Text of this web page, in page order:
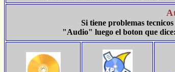
Si tiene problemas
"Audio" luego el boton que